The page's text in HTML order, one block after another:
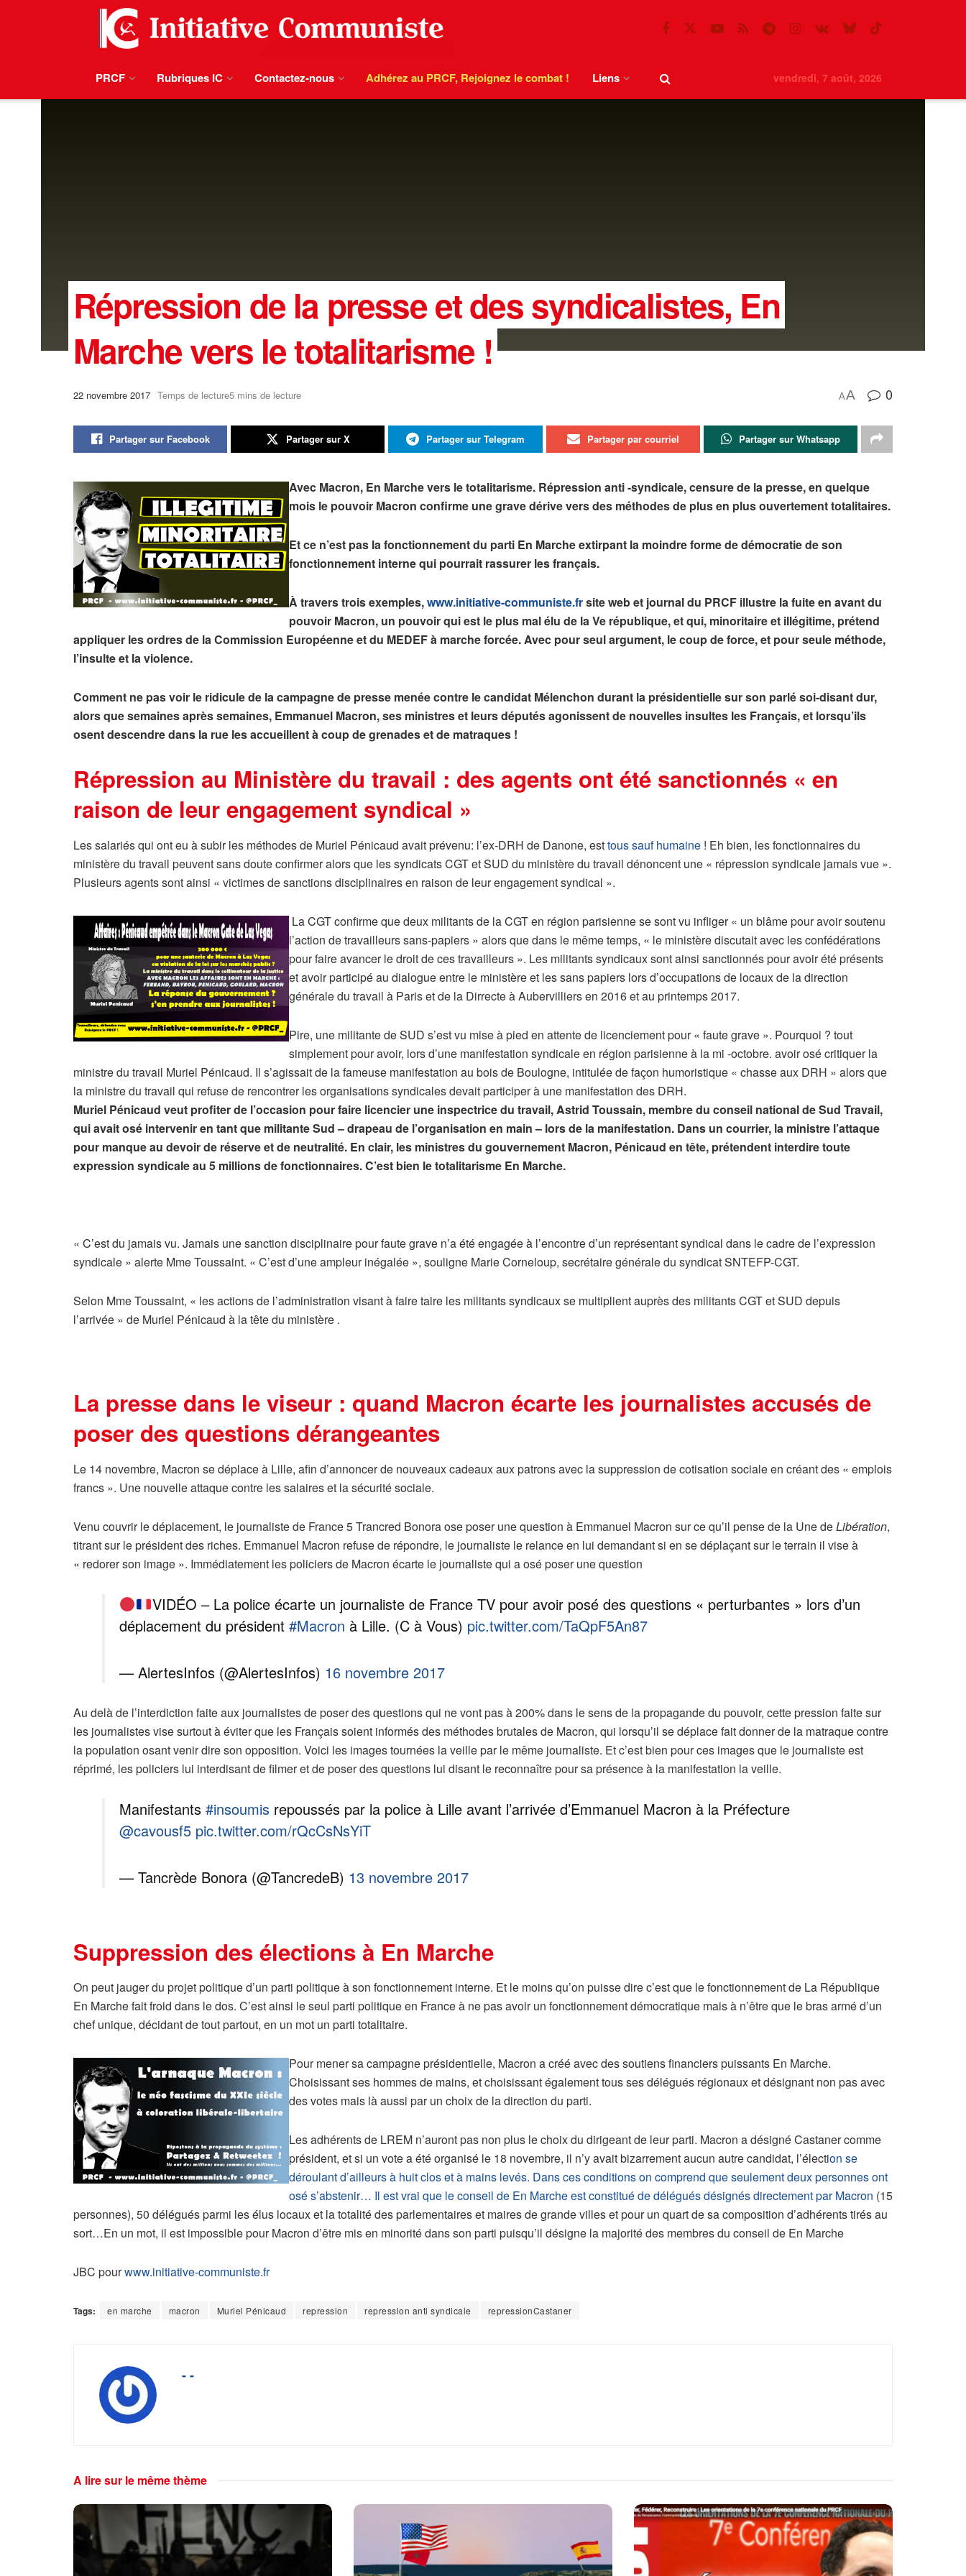
PRCF Rubriques IC Contactez-nous Adhérez au PRCF, Rejoignez le combat ! Liens vendredi, 7 août, 2026
Répression de la presse et des syndicalistes, En
Marche vers le totalitarisme !
22 novembre 2017 Temps de lecture5 mins de lecture AA 0
Partager sur Facebook Partager sur X Partager sur Telegram Partager par courriel Partager sur Whatsapp
Avec Macron, En Marche vers le totalitarisme. Répression anti -syndicale, censure de la presse, en quelque
mois le pouvoir Macron confirme une grave dérive vers des méthodes de plus en plus ouvertement totalitaires.
Et ce n’est pas la fonctionnement du parti En Marche extirpant la moindre forme de démocratie de son
fonctionnement interne qui pourrait rassurer les français.
À travers trois exemples,www.initiative-communiste.frsite web et journal du PRCF illustre la fuite en avant du
pouvoir Macron, un pouvoir qui est le plus mal élu de la Ve république, et qui, minoritaire et illégitime, prétend
appliquer les ordres de la Commission Européenne et du MEDEF à marche forcée. Avec pour seul argument, le coup de force, et pour seule méthode,
l’insulte et la violence.
Comment ne pas voir le ridicule de la campagne de presse menée contre le candidat Mélenchon durant la présidentielle sur son parlé soi-disant dur,
alors que semaines après semaines, Emmanuel Macron, ses ministres et leurs députés agonissent de nouvelles insultes les Français, et lorsqu’ils
osent descendre dans la rue les accueillent à coup de grenades et de matraques !
Répression au Ministère du travail : des agents ont été sanctionnés « en
raison de leur engagement syndical »
Les salariés qui ont eu à subir les méthodes de Muriel Pénicaud avait prévenu: l’ex-DRH de Danone, esttous sauf humaine ! Eh bien, les fonctionnaires du
ministère du travail peuvent sans doute confirmer alors que les syndicats CGT et SUD du ministère du travail dénoncent une « répression syndicale jamais vue ».
Plusieurs agents sont ainsi « victimes de sanctions disciplinaires en raison de leur engagement syndical ».
La CGT confirme que deux militants de la CGT en région parisienne se sont vu infliger « un blâme pour avoir soutenu
l’action de travailleurs sans-papiers » alors que dans le même temps, « le ministère discutait avec les confédérations
pour faire avancer le droit de ces travailleurs ». Les militants syndicaux sont ainsi sanctionnés pour avoir été présents
et avoir participé au dialogue entre le ministère et les sans papiers lors d’occupations de locaux de la direction
générale du travail à Paris et de la Dirrecte à Aubervilliers en 2016 et au printemps 2017.
Pire, une militante de SUD s’est vu mise à pied en attente de licenciement pour « faute grave ». Pourquoi ? tout
simplement pour avoir, lors d’une manifestation syndicale en région parisienne à la mi -octobre. avoir osé critiquer la
ministre du travail Muriel Pénicaud. Il s’agissait de la fameuse manifestation au bois de Boulogne, intitulée de façon humoristique « chasse aux DRH » alors que
la ministre du travail qui refuse de rencontrer les organisations syndicales devait participer à une manifestation des DRH.
Muriel Pénicaud veut profiter de l’occasion pour faire licencier une inspectrice du travail, Astrid Toussain, membre du conseil national de Sud Travail,
qui avait osé intervenir en tant que militante Sud – drapeau de l’organisation en main – lors de la manifestation. Dans un courrier, la ministre l’attaque
pour manque au devoir de réserve et de neutralité. En clair, les ministres du gouvernement Macron, Pénicaud en tête, prétendent interdire toute
expression syndicale au 5 millions de fonctionnaires. C’est bien le totalitarisme En Marche.
« C’est du jamais vu. Jamais une sanction disciplinaire pour faute grave n’a été engagée à l’encontre d’un représentant syndical dans le cadre de l’expression
syndicale » alerte Mme Toussaint. « C’est d’une ampleur inégalée », souligne Marie Corneloup, secrétaire générale du syndicat SNTEFP-CGT.
Selon Mme Toussaint, « les actions de l’administration visant à faire taire les militants syndicaux se multiplient auprès des militants CGT et SUD depuis
l’arrivée » de Muriel Pénicaud à la tête du ministère .
La presse dans le viseur : quand Macron écarte les journalistes accusés de
poser des questions dérangeantes
Le 14 novembre, Macron se déplace à Lille, afin d’annoncer de nouveaux cadeaux aux patrons avec la suppression de cotisation sociale en créant des « emplois
francs ». Une nouvelle attaque contre les salaires et la sécurité sociale.
Venu couvrir le déplacement, le journaliste de France 5 Trancred Bonora ose poser une question à Emmanuel Macron sur ce qu’il pense de la Une deLibération,
titrant sur le président des riches. Emmanuel Macron refuse de répondre, le journaliste le relance en lui demandant si en se déplaçant sur le terrain il vise à
« redorer son image ». Immédiatement les policiers de Macron écarte le journaliste qui a osé poser une question
VIDÉO – La police écarte un journaliste de France TV pour avoir posé des questions « perturbantes » lors d’un
déplacement du président #Macron à Lille. (C à Vous) pic.twitter.com/TaQpF5An87
— AlertesInfos (@AlertesInfos) 16 novembre 2017
Au delà de l’interdiction faite aux journalistes de poser des questions qui ne vont pas à 200% dans le sens de la propagande du pouvoir, cette pression faite sur
les journalistes vise surtout à éviter que les Français soient informés des méthodes brutales de Macron, qui lorsqu’il se déplace fait donner de la matraque contre
la population osant venir dire son opposition. Voici les images tournées la veille par le même journaliste. Et c’est bien pour ces images que le journaliste est
réprimé, les policiers lui interdisant de filmer et de poser des questions lui disant le reconnaître pour sa présence à la manifestation la veille.
Manifestants #insoumis repoussés par la police à Lille avant l’arrivée d’Emmanuel Macron à la Préfecture
@cavousf5 pic.twitter.com/rQcCsNsYiT
— Tancrède Bonora (@TancredeB) 13 novembre 2017
Suppression des élections à En Marche
On peut jauger du projet politique d’un parti politique à son fonctionnement interne. Et le moins qu’on puisse dire c’est que le fonctionnement de La République
En Marche fait froid dans le dos. C’est ainsi le seul parti politique en France à ne pas avoir un fonctionnement démocratique mais à n’être que le bras armé d’un
chef unique, décidant de tout partout, en un mot un parti totalitaire.
Pour mener sa campagne présidentielle, Macron a créé avec des soutiens financiers puissants En Marche.
Choisissant ses hommes de mains, et choisissant également tous ses délégués régionaux et désignant non pas avec
des votes mais là aussi par un choix de la direction du parti.
Les adhérents de LREM n’auront pas non plus le choix du dirigeant de leur parti. Macron a désigné Castaner comme
président, et si un vote a été organisé le 18 novembre, il n’y avait bizarrement aucun autre candidat, l’élection se
déroulant d’ailleurs à huit clos et à mains levés. Dans ces conditions on comprend que seulement deux personnes ont
osé s’abstenir… Il est vrai que le conseil de En Marche est constitué de délégués désignés directement par Macron (15
personnes), 50 délégués parmi les élus locaux et la totalité des parlementaires et maires de grande villes et pour un quart de sa composition d’adhérents tirés au
sort…En un mot, il est impossible pour Macron d’être mis en minorité dans son parti puisqu’il désigne la majorité des membres du conseil de En Marche
JBC pourwww.initiative-communiste.fr
Tags: en marche macron Muriel Pénicaud repression repression anti syndicale repressionCastaner
- -
A lire sur le même thème